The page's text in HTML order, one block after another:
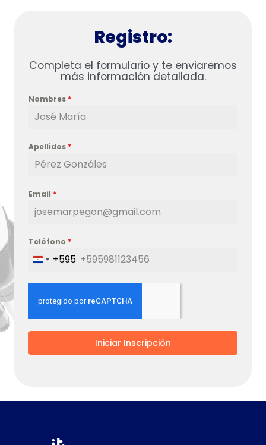
Registro:
Completa el formulario y te enviaremos
más información detallada.
Nombres *
Apellidos *
Email *
Teléfono *
Paraguay
+595
+595
Iniciar Inscripción